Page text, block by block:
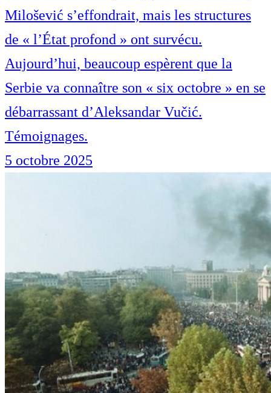
Milošević s’effondrait, mais les structures
de « l’État profond » ont survécu.
Aujourd’hui, beaucoup espèrent que la
Serbie va connaître son « six octobre » en se
débarrassant d’Aleksandar Vučić.
Témoignages.
5 octobre 2025